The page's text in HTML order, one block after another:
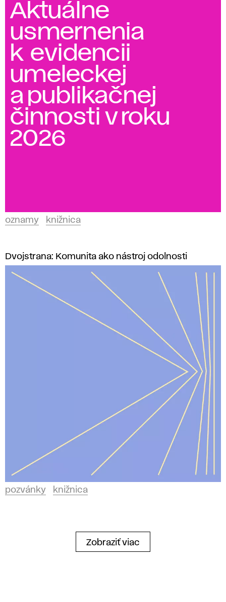
Aktuálne
usmernenia
k evidencii
umeleckej
a publikačnej
činnosti v roku
2026
oznamy knižnica
Dvojstrana: Komunita ako nástroj odolnosti
pozvánky knižnica
Zobraziť viac